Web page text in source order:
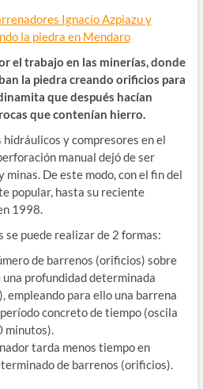
Ignacio Azpiazu y
la piedra en Mendaro
el trabajo en las minerías, donde
la piedra creando orificios para
que después hacían
que contenían hierro.
y compresores en el
manual dejó de ser
minas. De este modo, con el fin del
popular, hasta su reciente
1998.
se puede realizar de 2 formas:
de barrenos (orificios) sobre
una profundidad determinada
empleando para ello una barrena
concreto de tiempo (oscila
minutos).
tarda menos tiempo en
de barrenos (orificios).